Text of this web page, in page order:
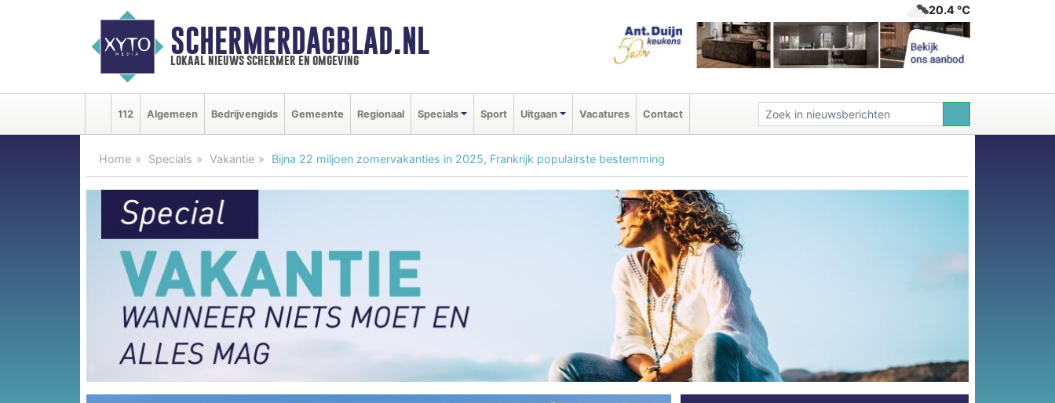
SCHERMERDAGBLAD.NL
lokaal nieuws schermer en omgeving
20.4 ℃
112 Algemeen Bedrijvengids Gemeente Regionaal Specials Sport Uitgaan Vacatures Contact
Home Specials Vakantie Bijna 22 miljoen zomervakanties in 2025, Frankrijk populairste bestemming